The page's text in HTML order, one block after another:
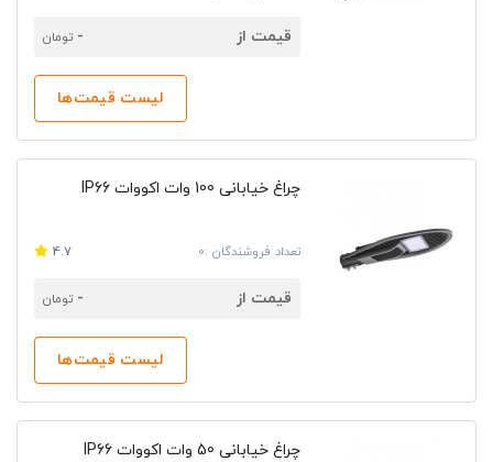
قیمت از - تومان
لیست قیمت‌ها
چراغ خیابانی 100 وات اکووات IP66
تعداد فروشندگان :0 4.7
قیمت از - تومان
لیست قیمت‌ها
چراغ خیابانی 50 وات اکووات IP66